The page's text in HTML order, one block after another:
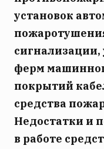
установок
сигнализации,
ферм
покрытий
средства
Недостатки и
в работе